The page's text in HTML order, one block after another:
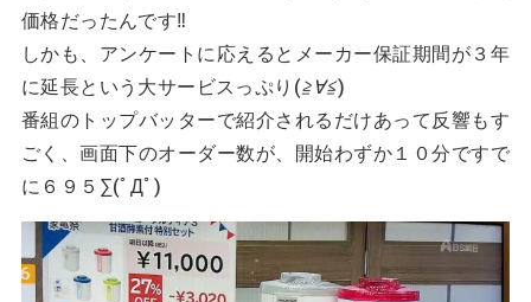
価格だったんです‼
しかも、アンケートに応えるとメーカー保証期間が３年
に延長という大サービスっぷり(≧∀≦)
番組のトップバッターで紹介されるだけあって反響もす
ごく、画面下のオーダー数が、開始わずか１０分ですで
に６９５∑(ﾟДﾟ)